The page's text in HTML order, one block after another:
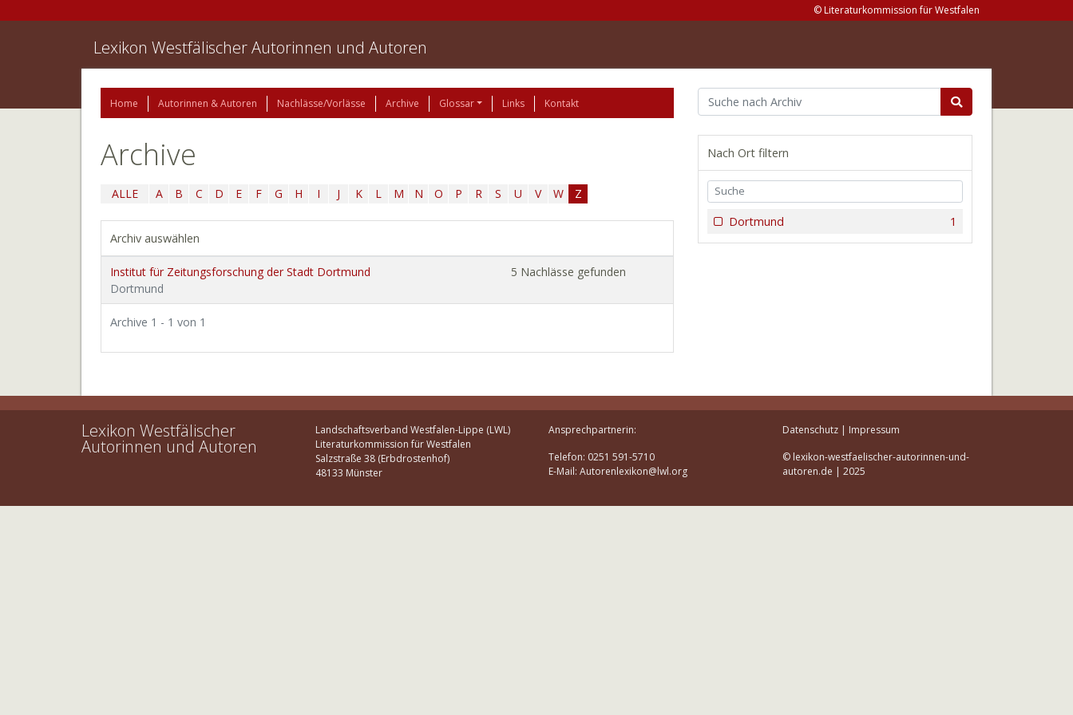
© Literaturkommission für Westfalen
Lexikon Westfälischer Autorinnen und Autoren
Home Autorinnen & Autoren Nachlässe/Vorlässe Archive Glossar Links Kontakt
Archive
ALLE A B C D E F G H I J K L M N O P R S U V W Z
Archiv auswählen
Institut für Zeitungsforschung der Stadt Dortmund
Dortmund
5 Nachlässe gefunden
Archive 1 - 1 von 1
Nach Ort filtern
1
Dortmund
Lexikon Westfälischer
Autorinnen und Autoren
Landschaftsverband Westfalen-Lippe (LWL)
Literaturkommission für Westfalen
Salzstraße 38 (Erbdrostenhof)
48133 Münster
Ansprechpartnerin:
Telefon: 0251 591-5710
E-Mail: Autorenlexikon@lwl.org
Datenschutz| Impressum
© lexikon-westfaelischer-autorinnen-und-
autoren.de | 2025